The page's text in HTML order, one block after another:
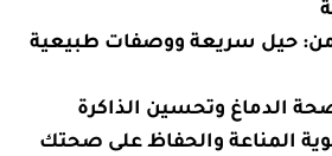
حيل سريعة ووصفات طبيعية
المناعة والحفاظ على صحتك